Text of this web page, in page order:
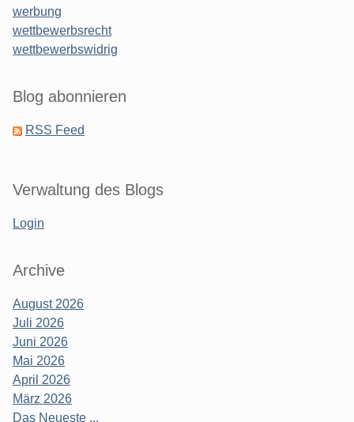
werbung
wettbewerbsrecht
wettbewerbswidrig
Blog abonnieren
RSS Feed
Verwaltung des Blogs
Login
Archive
August 2026
Juli 2026
Juni 2026
Mai 2026
April 2026
März 2026
Das Neueste ...